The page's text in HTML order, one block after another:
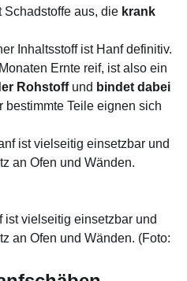
Schadstoffe aus, die krank
Inhaltsstoff ist Hanf definitiv.
Ernte reif, ist also ein
Rohstoffund bindet dabei
bestimmte Teile eignen sich
ist vielseitig einsetzbar und
an Ofen und Wänden. (Foto: